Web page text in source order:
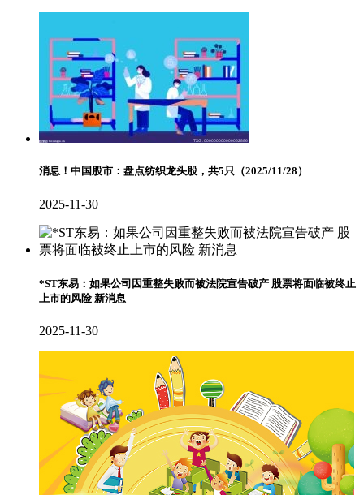
消息！中国股市：盘点纺织龙头股，共5只（2025/11/28）
2025-11-30
*ST东易：如果公司因重整失败而被法院宣告破产 股票将面临被终止
上市的风险 新消息
2025-11-30